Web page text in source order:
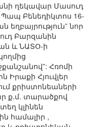
ղեկավար Մասուդ
Բենեդիկտոս 16-
եղբայրություն” նոր
Բարզանին
և ՆԱՏՕ-ի
Հռոմի
Իրաքի Հյուվլեր
քրիստոնեաների
ք.մ. տարածքով
կլինեն
համալիր ,